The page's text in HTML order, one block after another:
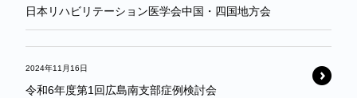
日本リハビリテーション医学会中国・四国地方会
2024年11月16日
令和6年度第1回広島南支部症例検討会